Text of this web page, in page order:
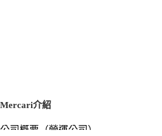
Mercari介紹
公司概要（營運公司）